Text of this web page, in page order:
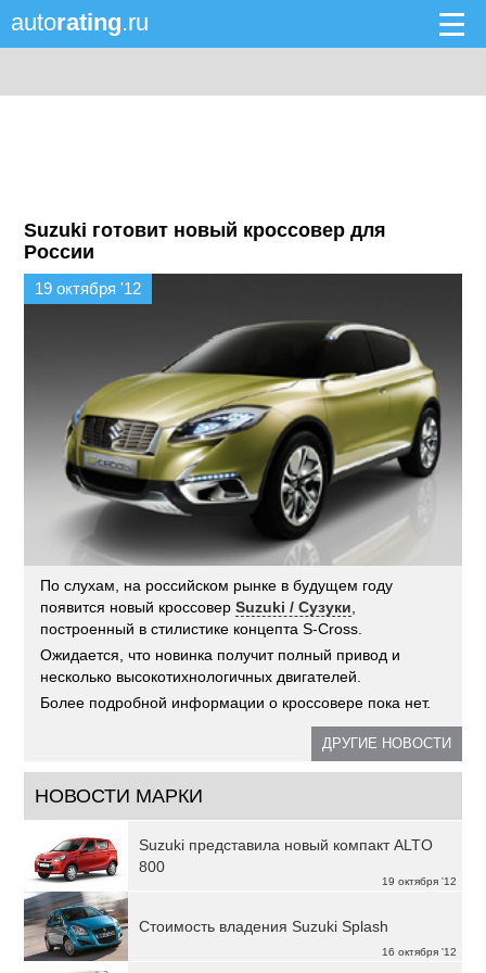
autorating.ru
Suzuki готовит новый кроссовер для
России
19 октября '12
По слухам, на российском рынке в будущем году
появится новый кроссоверSuzuki / Сузуки
построенный в стилистике концепта S-Cross.
Ожидается, что новинка получит полный привод и
несколько высокотихнологичных двигателей.
Более подробной информации о кроссовере пока нет.
ДРУГИЕ НОВОСТИ
НОВОСТИ МАРКИ
19 октября '12
Suzuki представила новый компакт ALTO
800
16 октября '12
Стоимость владения Suzuki Splash